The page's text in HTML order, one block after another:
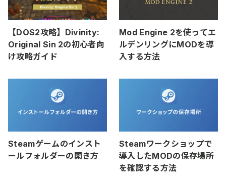
【DOS2攻略】Divinity:
Original Sin 2の初心者向
け攻略ガイド
Mod Engine 2を使ってエ
ルデンリングにMODを導
入する方法
Steamゲームのインスト
ールフォルダーの開き方
Steamワークショップで
導入したMODの保存場所
を確認する方法